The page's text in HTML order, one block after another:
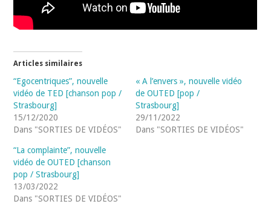
Articles similaires
“Egocentriques”, nouvelle
vidéo de TED [chanson pop /
Strasbourg]
15/12/2020
Dans "SORTIES DE VIDÉOS"
« A l’envers », nouvelle vidéo
de OUTED [pop /
Strasbourg]
29/11/2022
Dans "SORTIES DE VIDÉOS"
“La complainte”, nouvelle
vidéo de OUTED [chanson
pop / Strasbourg]
13/03/2022
Dans "SORTIES DE VIDÉOS"